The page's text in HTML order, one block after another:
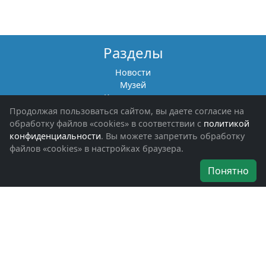
Разделы
Новости
Музей
Книги памяти
Фотоальбомы
Обращения граждан
Помощь участникам СВО и их семьям
Об организации
Наши награды
Продолжая пользоваться сайтом, вы даете согласие на
обработку файлов «cookies» в соответствии с политикой
конфиденциальности. Вы можете запретить обработку
файлов «cookies» в настройках браузера.
Понятно